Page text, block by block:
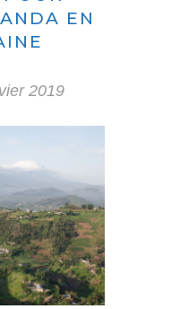
EN
2019